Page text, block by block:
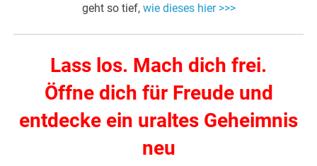
geht so tief, wie dieses hier >>>
Lass los. Mach dich frei.
Öffne dich für Freude und
entdecke ein uraltes Geheimnis
neu